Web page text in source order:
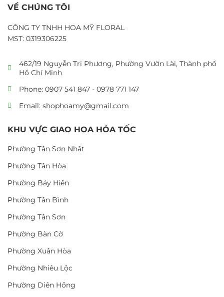
VỀ CHÚNG TÔI
CÔNG TY TNHH HOA MỸ FLORAL
MST: 0319306225
462/19 Nguyễn Tri Phương, Phường Vườn Lài, Thành phố
Hồ Chí Minh
Phone: 0907 541 847 - 0978 771 147
Email: shophoamy@gmail.com
KHU VỰC GIAO HOA HỎA TỐC
Phường Tân Sơn Nhất
Phường Tân Hòa
Phường Bảy Hiền
Phường Tân Bình
Phường Tân Sơn
Phường Bàn Cờ
Phường Xuân Hòa
Phường Nhiêu Lộc
Phường Diên Hồng